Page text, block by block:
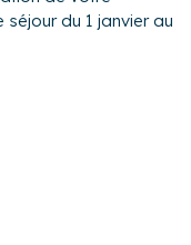
du 1 janvier au